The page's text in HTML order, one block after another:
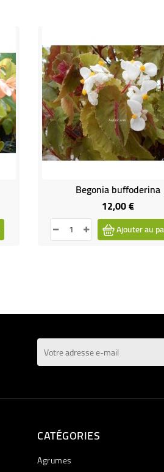
Begonia buffoderina
12,00 €Prix
Ajouter au
CATÉGORIES
Agrumes